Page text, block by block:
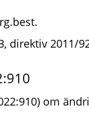
direktiv 2011/
om